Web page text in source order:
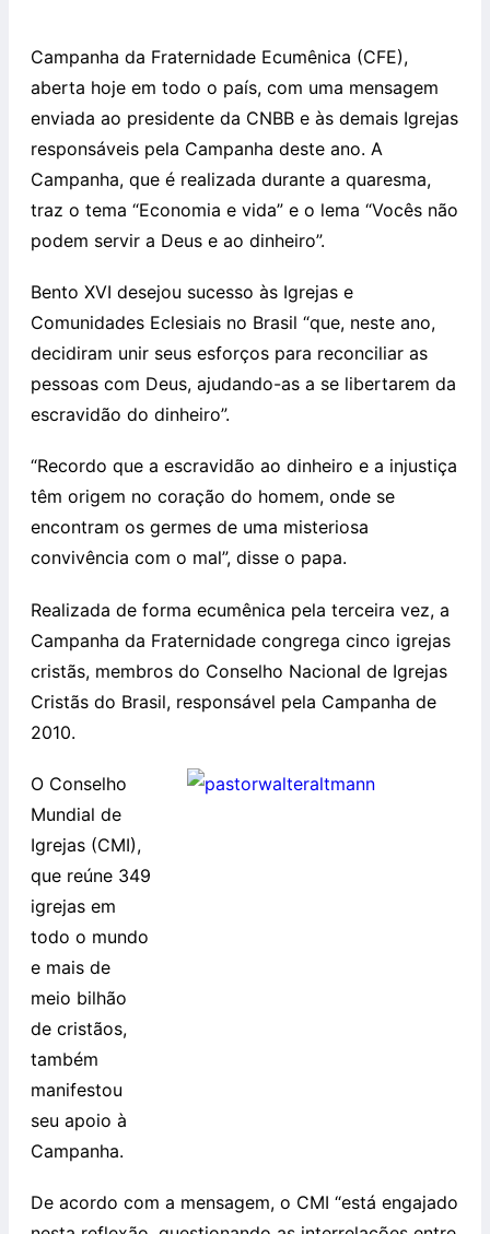
Campanha da Fraternidade Ecumênica (CFE),
aberta hoje em todo o país, com uma mensagem
enviada ao presidente da CNBB e às demais Igrejas
responsáveis pela Campanha deste ano. A
Campanha, que é realizada durante a quaresma,
traz o tema “Economia e vida” e o lema “Vocês não
podem servir a Deus e ao dinheiro”.
Bento XVI desejou sucesso às Igrejas e
Comunidades Eclesiais no Brasil “que, neste ano,
decidiram unir seus esforços para reconciliar as
pessoas com Deus, ajudando-as a se libertarem da
escravidão do dinheiro”.
“Recordo que a escravidão ao dinheiro e a injustiça
têm origem no coração do homem, onde se
encontram os germes de uma misteriosa
convivência com o mal”, disse o papa.
Realizada de forma ecumênica pela terceira vez, a
Campanha da Fraternidade congrega cinco igrejas
cristãs, membros do Conselho Nacional de Igrejas
Cristãs do Brasil, responsável pela Campanha de
2010.
O Conselho
Mundial de
Igrejas (CMI),
que reúne 349
igrejas em
todo o mundo
e mais de
meio bilhão
de cristãos,
também
manifestou
seu apoio à
Campanha.
De acordo com a mensagem, o CMI “está engajado